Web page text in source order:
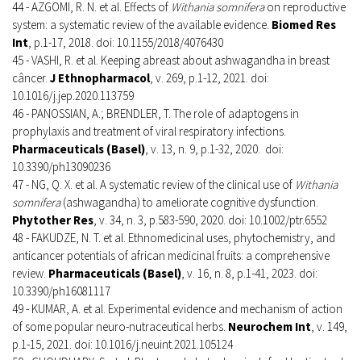
44 - AZGOMI, R. N. et al. Effects of Withania somniferaon reproductive
system: a systematic review of the available evidence. Biomed Res
Int , p.1-17, 2018. doi: 10.1155/2018/4076430
45 - VASHI, R. et al. Keeping abreast about ashwagandha in breast
câncer. J Ethnopharmacol , v. 269, p.1-12, 2021. doi:
10.1016/j.jep.2020.113759
46 - PANOSSIAN, A.; BRENDLER, T. The role of adaptogens in
prophylaxis and treatment of viral respiratory infections.
Pharmaceuticals (Basel) , v. 13, n. 9, p.1-32, 2020. doi:
10.3390/ph13090236
47 - NG, Q. X. et al. A systematic review of the clinical use of Withania
somnifera(ashwagandha) to ameliorate cognitive dysfunction.
Phytother Res , v. 34, n. 3, p.583-590, 2020. doi: 10.1002/ptr.6552
48 - FAKUDZE, N. T. et al. Ethnomedicinal uses, phytochemistry, and
anticancer potentials of african medicinal fruits: a comprehensive
review. Pharmaceuticals (Basel) , v. 16, n. 8, p.1-41, 2023. doi:
10.3390/ph16081117
49 - KUMAR, A. et al. Experimental evidence and mechanism of action
of some popular neuro-nutraceutical herbs. Neurochem Int , v. 149,
p.1-15, 2021. doi: 10.1016/j.neuint.2021.105124